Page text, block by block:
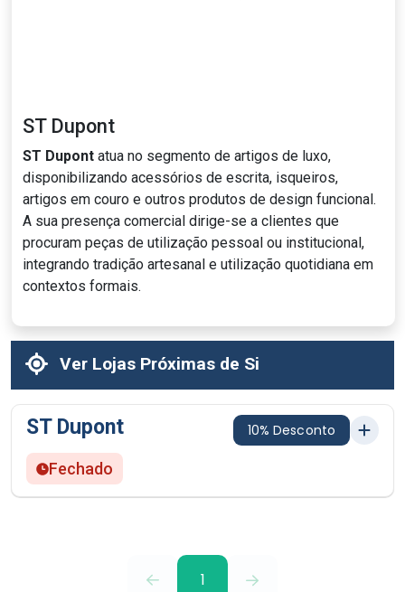
ST Dupont
ST Dupont atua no segmento de artigos de luxo,
disponibilizando acessórios de escrita, isqueiros,
artigos em couro e outros produtos de design funcional.
A sua presença comercial dirige-se a clientes que
procuram peças de utilização pessoal ou institucional,
integrando tradição artesanal e utilização quotidiana em
contextos formais.
Ver Lojas Próximas de Si
ST Dupont 10% Desconto
Fechado
1